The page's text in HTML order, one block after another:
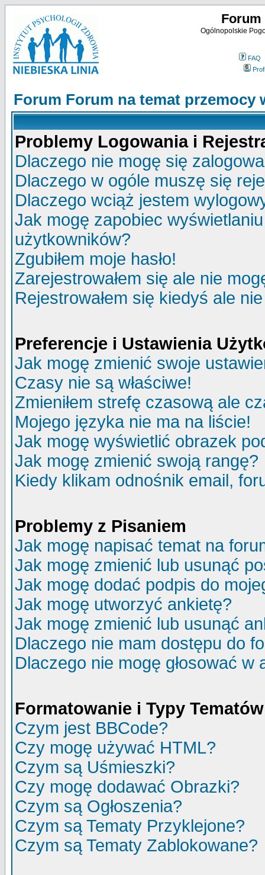
Forum
Ogólnopolskie
FAQ
Forum Forum na temat przemocy
Problemy Logowania i
Dlaczego nie mogę się
Dlaczego w ogóle muszę się
Dlaczego wciąż jestem
Jak mogę zapobiec
użytkowników?
Zgubiłem moje hasło!
Zarejestrowałem się ale nie
Rejestrowałem się kiedyś ale
Preferencje i Ustawienia
Jak mogę zmienić swoje
Czasy nie są właściwe!
Zmieniłem strefę czasową ale
Mojego języka nie ma na liście!
Jak mogę wyświetlić obrazek
Jak mogę zmienić swoją rangę?
Kiedy klikam odnośnik email,
Problemy z Pisaniem
Jak mogę napisać temat na
Jak mogę zmienić lub usunąć
Jak mogę dodać podpis do
Jak mogę utworzyć ankietę?
Jak mogę zmienić lub usunąć
Dlaczego nie mam dostępu do
Dlaczego nie mogę głosować w
Formatowanie i Typy Tematów
Czym jest BBCode?
Czy mogę używać HTML?
Czym są Uśmieszki?
Czy mogę dodawać Obrazki?
Czym są Ogłoszenia?
Czym są Tematy Przyklejone?
Czym są Tematy Zablokowane?